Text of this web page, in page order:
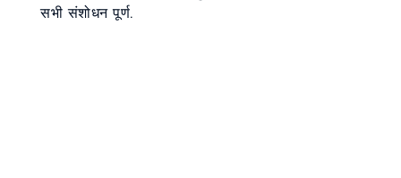
सभी संशोधन पूर्ण.